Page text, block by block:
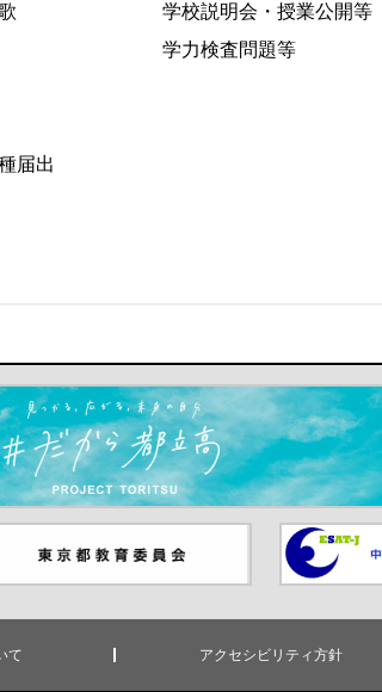
届出
学校説明会・授業公開等
学力検査問題等
開きます）
中学校英語
（別ウイン
て アクセシビリティ方針